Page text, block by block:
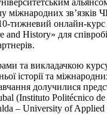
міжнародних зв’язків
тижневий онлайн-
and History» для
та викладачкою
історії та
долучилися
(Instituto Politécnico de
– University of Applied